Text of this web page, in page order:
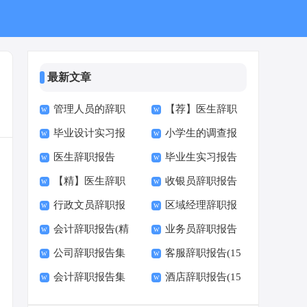
最新文章
管理人员的辞职
报告(15篇)
【荐】医生辞职
报告
毕业设计实习报
告(精选15篇)
小学生的调查报
告(15篇)
医生辞职报告
【热门】
毕业生实习报告
(15篇)
【精】医生辞职
报告
收银员辞职报告
行政文员辞职报
告15篇
区域经理辞职报
告
会计辞职报告(精
选15篇)
业务员辞职报告
(通用15篇)
公司辞职报告集
锦15篇
客服辞职报告(15
篇)
会计辞职报告集 酒店辞职报告(15